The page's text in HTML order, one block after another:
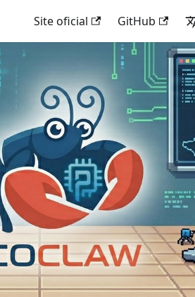
Site oficial GitHub